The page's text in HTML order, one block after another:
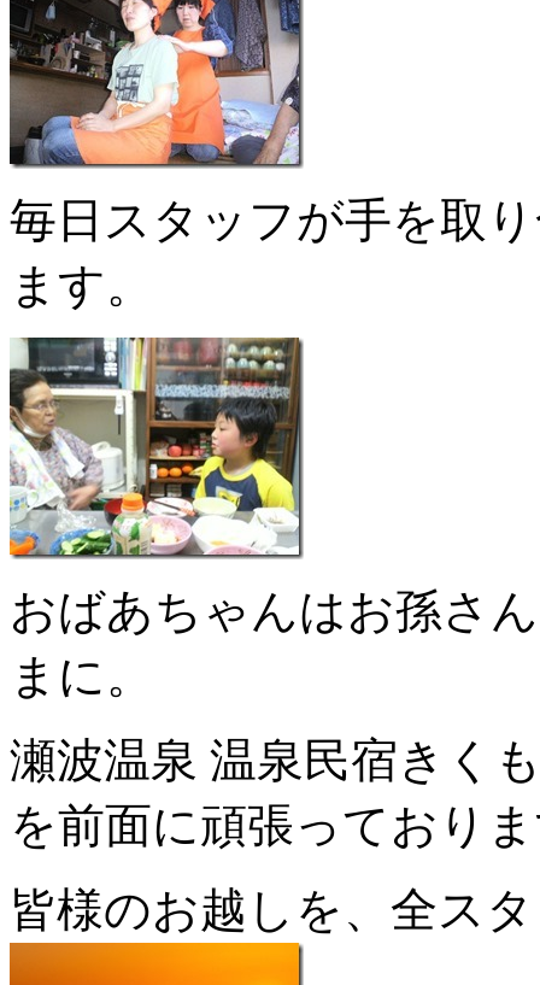
毎日スタッフが手を取
ます。
おばあちゃんはお孫さ
まに。
瀬波温泉 温泉民宿きく
を前面に頑張っており
皆様のお越しを、全ス